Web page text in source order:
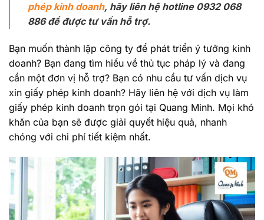
phép kinh doanh, hãy liên hệ hotline 0932 068
886 để được tư vấn hỗ trợ.
Bạn muốn thành lập công ty để phát triển ý tưởng kinh
doanh? Bạn đang tìm hiểu về thủ tục pháp lý và đang
cần một đơn vị hỗ trợ? Bạn có nhu cầu tư vấn dịch vụ
xin giấy phép kinh doanh? Hãy liên hệ với dịch vụ làm
giấy phép kinh doanh trọn gói tại Quang Minh. Mọi khó
khăn của bạn sẽ được giải quyết hiệu quả, nhanh
chóng với chi phí tiết kiệm nhất.